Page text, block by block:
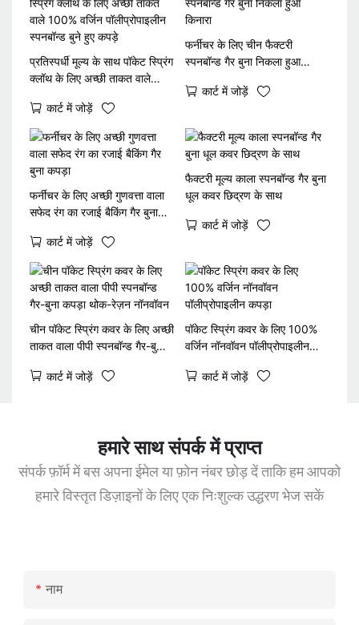
प्रतिस्पर्धी मूल्य के साथ पॉकेट स्प्रिंग
क्लॉथ के लिए अच्छी ताकत वाले
स्पनबॉन्ड बुने हुए कपड़े
कार्ट में जोड़ें
फर्नीचर के लिए चीन फैक्टरी
स्पनबॉन्ड गैर बुना निकला हुआ
कार्ट में जोड़ें
फर्नीचर के लिए अच्छी गुणवत्ता वाला
सफेद रंग का रजाई बैकिंग गैर बुना
कार्ट में जोड़ें
फैक्टरी मूल्य काला स्पनबॉन्ड गैर बुना
धूल कवर छिद्रण के साथ
कार्ट में जोड़ें
चीन पॉकेट स्प्रिंग कवर के लिए अच्छी
ताकत वाला पीपी स्पनबॉन्ड गैर-बुना
कार्ट में जोड़ें
पॉकेट स्प्रिंग कवर के लिए 100%
वर्जिन नॉनवॉवन पॉलीप्रोपाइलीन
कार्ट में जोड़ें
हमारे साथ संपर्क में प्राप्त
संपर्क फ़ॉर्म में बस अपना ईमेल या फ़ोन नंबर छोड़ दें ताकि हम आपको
हमारे विस्तृत डिज़ाइनों के लिए एक निःशुल्क उद्धरण भेज सकें
नाम